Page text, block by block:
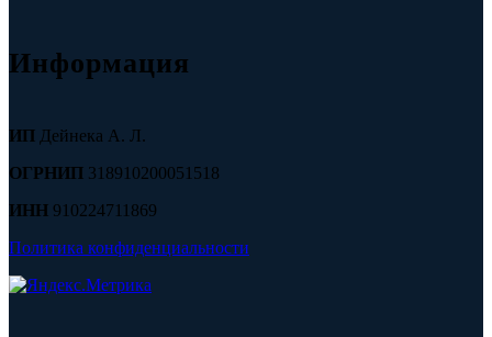
Информация
ИП Дейнека А. Л.
ОГРНИП 318910200051518
ИНН 910224711869
Политика конфиденциальности